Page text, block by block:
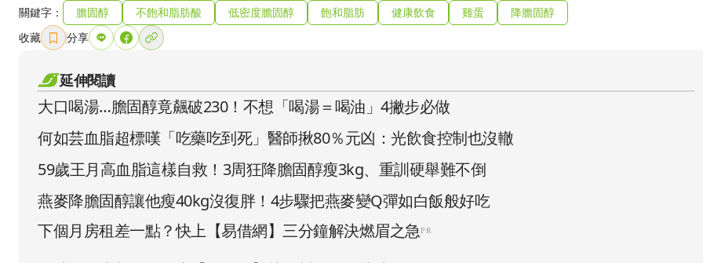
關鍵字： 膽固醇 不飽和脂肪酸 低密度膽固醇 飽和脂肪 健康飲食 雞蛋
降膽固醇
收藏
分享
延伸閱讀
大口喝湯…膽固醇竟飆破230！不想「喝湯＝喝油」4撇步必做
何如芸血脂超標嘆「吃藥吃到死」醫師揪80％元凶：光飲食控制也沒轍
59歲王月高血脂這樣自救！3周狂降膽固醇瘦3kg、重訓硬舉難不倒
燕麥降膽固醇讓他瘦40kg沒復胖！4步驟把燕麥變Q彈如白飯般好吃